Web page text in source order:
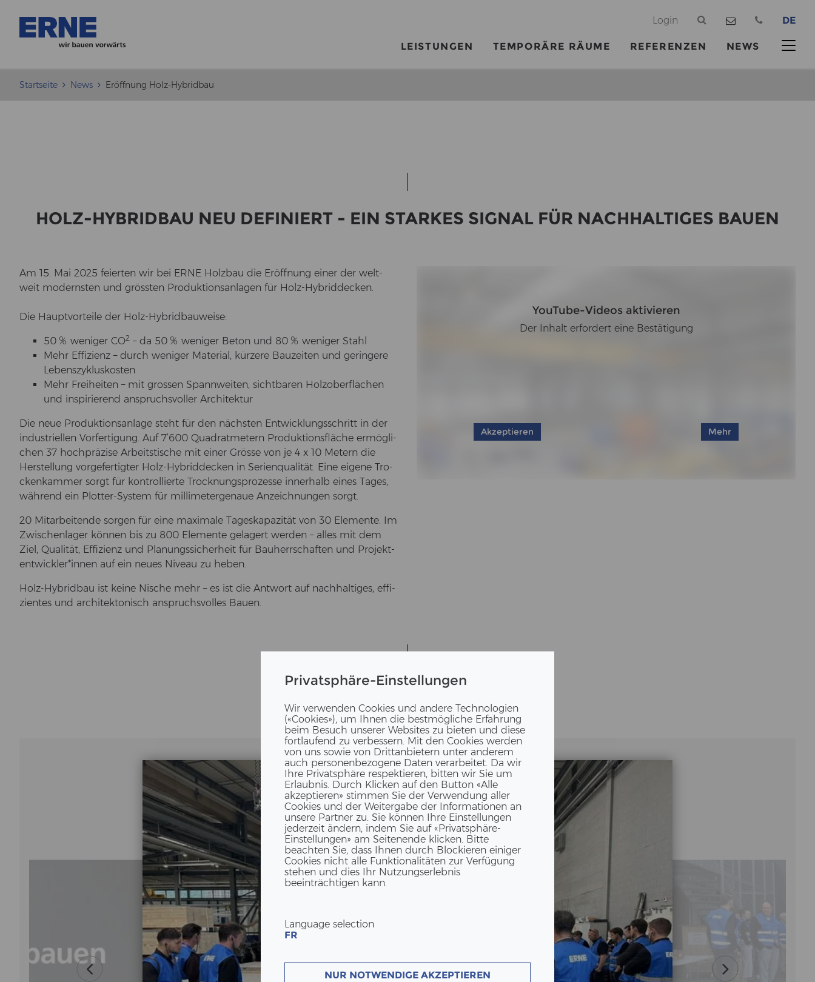
Privatsphäre-Einstellungen
Wir verwenden Cookies und andere Technologien
(«Cookies»), um Ihnen die bestmögliche Erfahrung
beim Besuch unserer Websites zu bieten und diese
fortlaufend zu verbessern. Mit den Cookies werden
von uns sowie von Drittanbietern unter anderem
auch personenbezogene Daten verarbeitet. Da wir
Ihre Privatsphäre respektieren, bitten wir Sie um
Erlaubnis. Durch Klicken auf den Button «Alle
akzeptieren» stimmen Sie der Verwendung aller
Cookies und der Weitergabe der Informationen an
unsere Partner zu. Sie können Ihre Einstellungen
jederzeit ändern, indem Sie auf «Privatsphäre-
Einstellungen» am Seitenende klicken. Bitte
beachten Sie, dass Ihnen durch Blockieren einiger
Cookies nicht alle Funktionalitäten zur Verfügung
stehen und dies Ihr Nutzungserlebnis
beeinträchtigen kann.
Language selection
FR
NUR NOTWENDIGE AKZEPTIEREN
DE
Login
LEISTUNGEN TEMPORÄRE RÄUME REFERENZEN NEWS
Startseite News Eröffnung Holz-Hybridbau
HOLZ-​HYBRIDBAU NEU DE­FI­NIERT - EIN STAR­KES SI­GNAL FÜR NACH­HAL­TI­GES BAUEN
Am 15. Mai 2025 fei­er­ten wir bei ERNE Holz­bau die Er­öff­nung einer der welt­
weit mo­derns­ten und gröss­ten Pro­duk­ti­ons­an­la­gen für Holz-​Hybriddecken.
Die Haupt­vor­tei­le der Holz-​Hybridbauweise:
50 % we­ni­ger CO2 – da 50 % we­ni­ger Beton und 80 % we­ni­ger Stahl
Mehr Ef­fi­zi­enz – durch we­ni­ger Ma­te­ri­al, kür­ze­re Bau­zei­ten und ge­rin­ge­re
Le­bens­zy­klus­kos­ten
Mehr Frei­hei­ten – mit gros­sen Spann­wei­ten, sicht­ba­ren Holz­ober­flä­chen
und in­spi­rie­rend an­spruchs­vol­ler Ar­chi­tek­tur
Die neue Pro­duk­ti­ons­an­la­ge steht für den nächs­ten Ent­wick­lungs­schritt in der
in­dus­tri­el­len Vor­fer­ti­gung. Auf 7’600 Qua­drat­me­tern Pro­duk­ti­ons­flä­che er­mög­li­
chen 37 hoch­prä­zi­se Ar­beits­ti­sche mit einer Grös­se von je 4 x 10 Me­tern die
Her­stel­lung vor­ge­fer­tig­ter Holz-​Hybriddecken in Se­ri­en­qua­li­tät. Eine ei­ge­ne Tro­
cken­kam­mer sorgt für kon­trol­lier­te Trock­nungs­pro­zes­se in­ner­halb eines Tages,
wäh­rend ein Plotter-​System für mil­li­me­ter­ge­naue An­zeich­nun­gen sorgt.
20 Mit­ar­bei­ten­de sor­gen für eine ma­xi­ma­le Ta­ges­ka­pa­zi­tät von 30 Ele­men­te. Im
Zwi­schen­la­ger kön­nen bis zu 800 Ele­men­te ge­la­gert wer­den – alles mit dem
Ziel, Qua­li­tät, Ef­fi­zi­enz und Pla­nungs­si­cher­heit für Bau­herr­schaf­ten und Pro­jekt­
ent­wick­ler*innen auf ein neues Ni­veau zu heben.
Holz-​Hybridbau ist keine Ni­sche mehr – es ist die Ant­wort auf nach­hal­ti­ges, ef­fi­
zi­en­tes und ar­chi­tek­to­nisch an­spruchs­vol­les Bauen.
YouTube-Videos aktivieren
Der Inhalt erfordert eine Bestätigung
Akzeptieren Mehr
IM­PRES­SIO­NEN